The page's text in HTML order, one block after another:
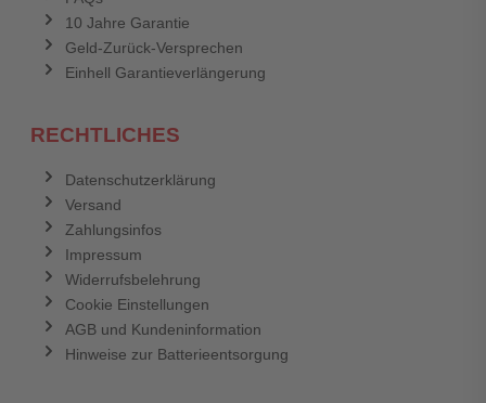
10 Jahre Garantie
Geld-Zurück-Versprechen
Einhell Garantieverlängerung
RECHTLICHES
Datenschutzerklärung
Versand
Zahlungsinfos
Impressum
Widerrufsbelehrung
Cookie Einstellungen
AGB und Kundeninformation
Hinweise zur Batterieentsorgung